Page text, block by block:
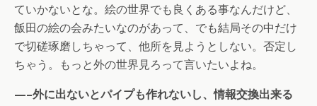
ていかないとな。絵の世界でも良くある事なんだけど、
飯田の絵の会みたいなのがあって、でも結局その中だけ
で切磋琢磨しちゃって、他所を見ようとしない。否定し
ちゃう。もっと外の世界見ろって言いたいよね。
—–外に出ないとパイプも作れないし、情報交換出来る